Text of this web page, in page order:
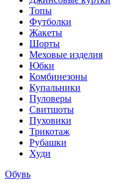
Топы
Футболки
Жакеты
Шорты
Меховые изделия
Юбки
Комбинезоны
Купальники
Пуловеры
Свитшоты
Пуховики
Трикотаж
Рубашки
Худи
Обувь